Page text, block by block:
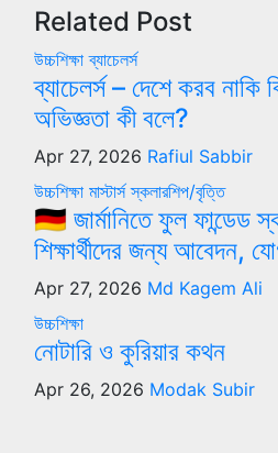
Related Post
উচ্চশিক্ষাব্যাচেলর্স
ব্যাচেলর্স – দেশে করব নাকি
অভিজ্ঞতা কী বলে?
Apr 27, 2026 Rafiul Sabbir
উচ্চশিক্ষা মাস্টার্সস্কলারশিপ/বৃত্তি
🇩🇪 জার্মানিতে ফুল ফান্ডেড
শিক্ষার্থীদের জন্য আবেদন,
Apr 27, 2026 Md Kagem Ali
উচ্চশিক্ষা
নোটারি ও কুরিয়ার কথন
Apr 26, 2026 Modak Subir